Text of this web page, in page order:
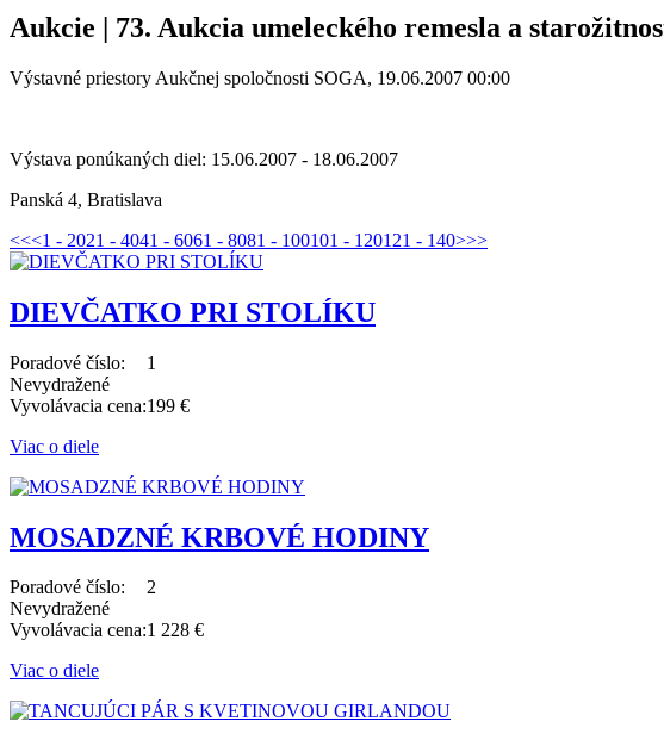
Aukcie | 73. Aukcia umeleckého remesla a
Výstavné priestory Aukčnej spoločnosti SOGA, 19.06.2007 00:00
Výstava ponúkaných diel: 15.06.2007 - 18.06.2007
Panská 4, Bratislava
<<<1 - 2021 - 4041 - 6061 - 8081 - 100101 - 120121 - 140>>>
DIEVČATKO PRI STOLÍKU
Poradové číslo:
1
Nevydražené
Vyvolávacia cena:199 €
Viac o diele
MOSADZNÉ KRBOVÉ HODINY
Poradové číslo:
2
Nevydražené
Vyvolávacia cena:1 228 €
Viac o diele